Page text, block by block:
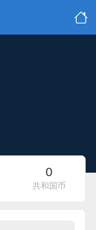
0
共和国币